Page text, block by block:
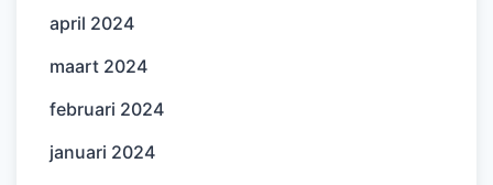
april 2024
maart 2024
februari 2024
januari 2024